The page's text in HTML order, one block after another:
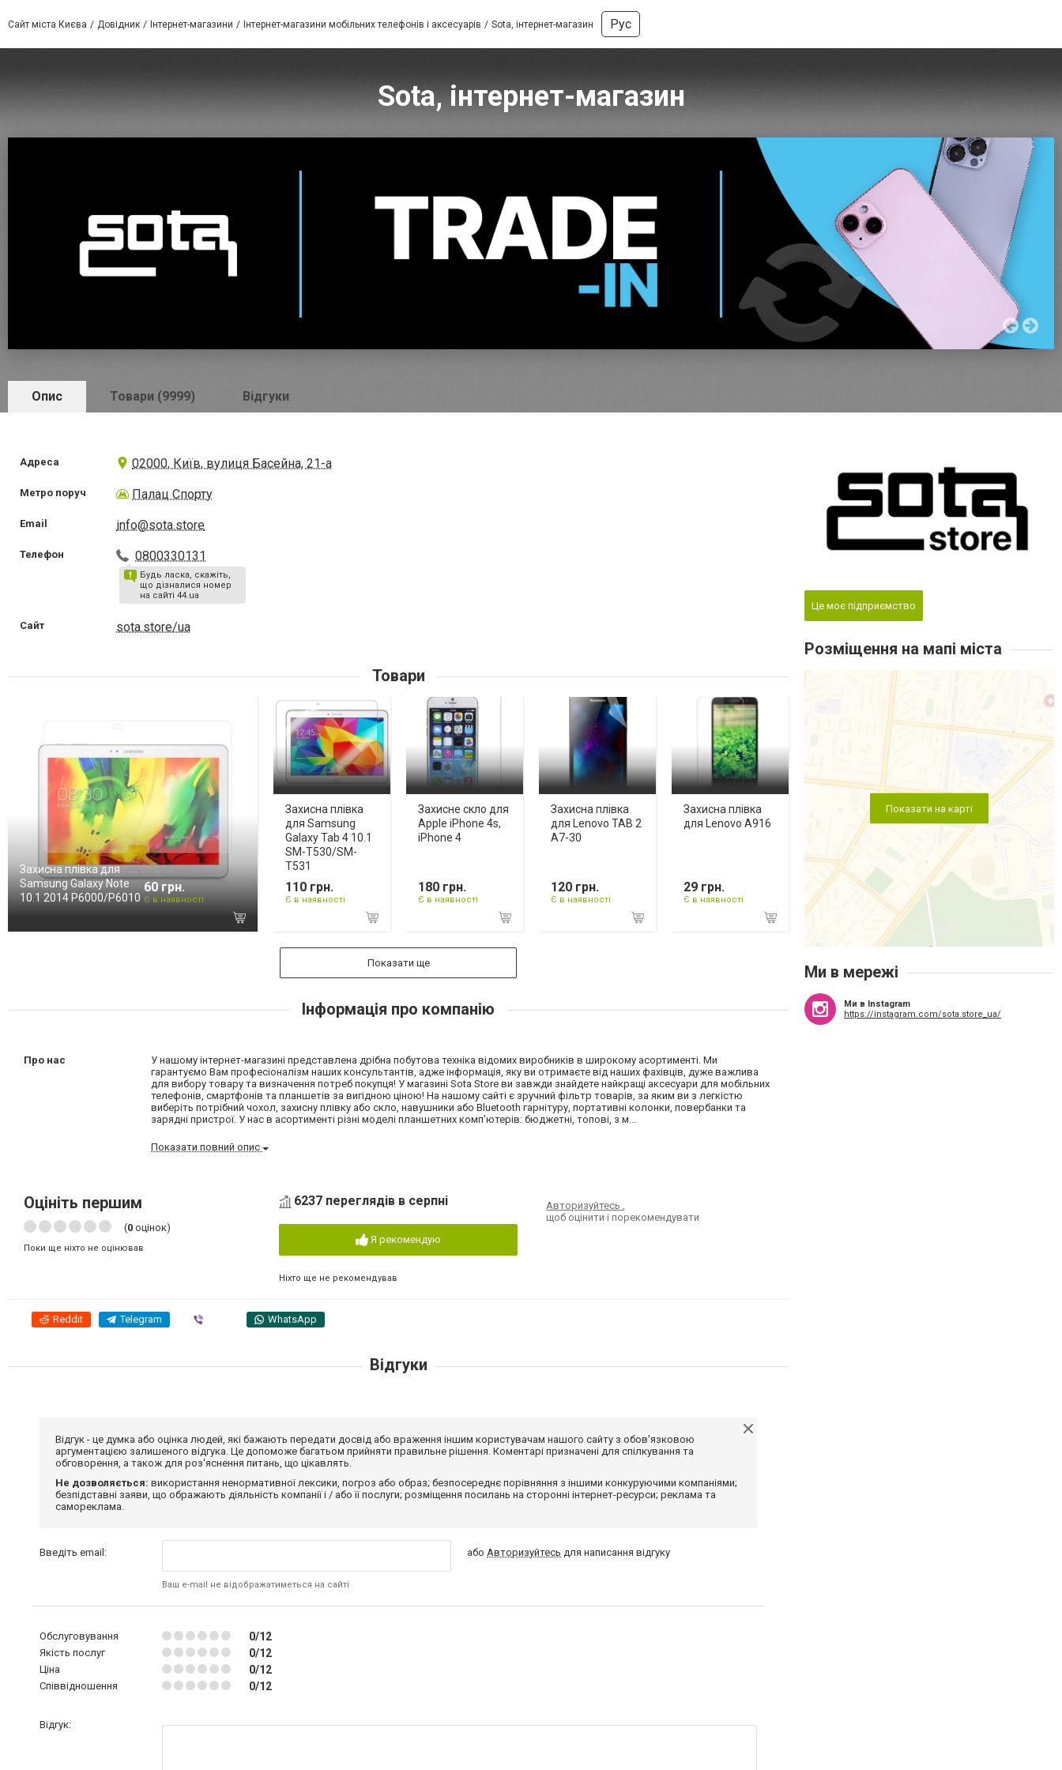
Сайт міста Києва Довідник Інтернет-магазини Інтернет-магазини мобільних телефонів і аксесуарів Sota, інтернет-магазин Рус
Sota, інтернет-магазин
Опис Товари (9999) Відгуки
Адреса 02000, Київ, вулиця Басейна, 21-а
Метро поруч Палац Спорту
Email info@sota.store
Телефон 0800330131
Будь ласка, скажіть,
що дізналися номер
на сайті 44.ua
Сайт sota.store/ua
Товари
Захисна плівка для
Samsung Galaxy Note
10.1 2014 P6000/P6010
60 грн.
Є в наявності
Захисна плівка
для Samsung
Galaxy Tab 4 10.1
SM-T530/SM-
T531
110 грн.
Є в наявності
Захисне скло для
Apple iPhone 4s,
iPhone 4
180 грн.
Є в наявності
Захисна плівка
для Lenovo TAB 2
A7-30
120 грн.
Є в наявності
Захисна плівка
для Lenovo A916
29 грн.
Є в наявності
Показати ще
Інформація про компанію
Про нас
У нашому інтернет-магазині представлена дрібна побутова техніка відомих виробників в широкому асортименті. Ми
гарантуємо Вам професіоналізм наших консультантів, адже інформація, яку ви отримаєте від наших фахівців, дуже важлива
для вибору товару та визначення потреб покупця! У магазині Sota Store ви завжди знайдете найкращі аксесуари для мобільних
телефонів, смартфонів та планшетів за вигідною ціною! На нашому сайті є зручний фільтр товарів, за яким ви з легкістю
виберіть потрібний чохол, захисну плівку або скло, навушники або Bluetooth гарнітуру, портативні колонки, повербанки та
зарядні пристрої. У нас в асортименті різні моделі планшетних комп'ютерів: бюджетні, топові, з м...
Показати повний опис
Оцініть першим
(0 оцінок)
Поки ще ніхто не оцінював
6237 переглядів в серпні
Я рекомендую
Ніхто ще не рекомендував
Авторизуйтесь
щоб оцінити і порекомендувати
Reddit Telegram WhatsApp
Це моє підприємство
Розміщення на мапі міста
Показати на карті
Ми в мережі
Ми в Instagram
https://instagram.com/sota.store_ua/
Відгуки
Відгук - це думка або оцінка людей, які бажають передати досвід або враження іншим користувачам нашого сайту з обов'язковою
аргументацією залишеного відгука. Це допоможе багатьом прийняти правильне рішення. Коментарі призначені для спілкування та
обговорення, а також для роз'яснення питань, що цікавлять.
Не дозволяється: використання ненормативної лексики, погроз або образ; безпосереднє порівняння з іншими конкуруючими компаніями;
безпідставні заяви, що ображають діяльність компанії і / або її послуги; розміщення посилань на сторонні інтернет-ресурси; реклама та
самореклама.
Введіть email:
Ваш e-mail не відображатиметься на сайті
абоАвторизуйтесь для написання відгуку
Обслуговування 0/12
Якість послуг 0/12
Ціна 0/12
Співвідношення 0/12
Відгук: